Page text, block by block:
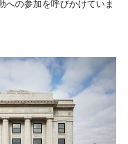
への参加を呼びかけていま